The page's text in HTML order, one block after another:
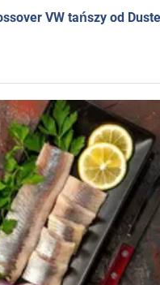
VW tańszy od